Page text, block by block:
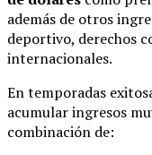
además de otros
deportivo, derechos
internacionales.
En temporadas
acumular ingresos
combinación de: